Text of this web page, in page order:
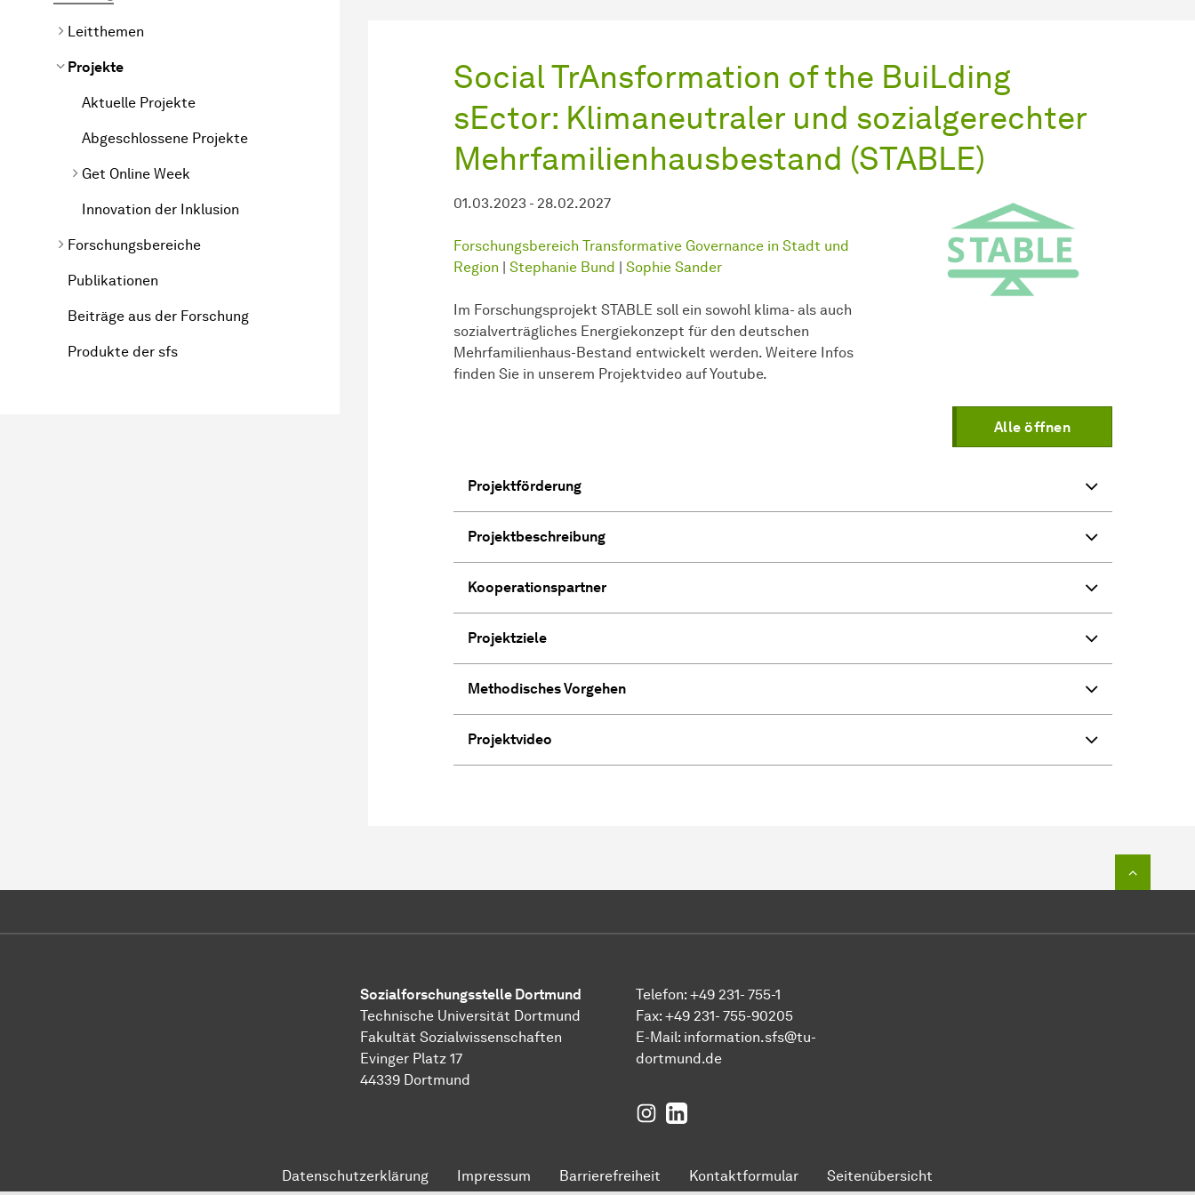
Leitthemen
Projekte
Aktuelle Projekte
Abgeschlossene Projekte
Get Online Week
Innovation der Inklusion
Forschungsbereiche
Publikationen
Beiträge aus der Forschung
Produkte der sfs
Social TrAnsformation of the BuiLding
sEctor: Klimaneutraler und sozialgerechter
Mehrfamilienhausbestand (STABLE)
01.03.2023 - 28.02.2027
Forschungsbereich Transformative Governance in Stadt und
Region | Stephanie Bund | Sophie Sander
Im Forschungsprojekt STABLE soll ein sowohl klima- als auch
sozialverträgliches Energiekonzept für den deutschen
Mehrfamilienhaus-Bestand entwickelt werden. Weitere Infos
finden Sie in unserem Projektvideo auf Youtube.
Alle öffnen
Projektförderung
Projektbeschreibung
Kooperationspartner
Projektziele
Methodisches Vorgehen
Projektvideo
Sozial­forschungs­stelle Dortmund
Technische Universität Dortmund
Fakultät Sozialwissenschaften
Evinger Platz 17
44339 Dortmund
Telefon: +49 231- 755-1
Fax: +49 231- 755-90205
E-Mail: information.sfs@tu-
dortmund.de
Instagram
LinkedIn
Datenschutzerklärung Impressum Barrierefreiheit Kontaktformular
Seitenübersicht